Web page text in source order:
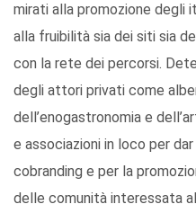
mirati alla promozione degli
alla fruibilità sia dei siti sia
con la rete dei percorsi.
degli attori privati come
dell’enogastronomia e
e associazioni in loco per
cobranding e per la
delle comunità interessata